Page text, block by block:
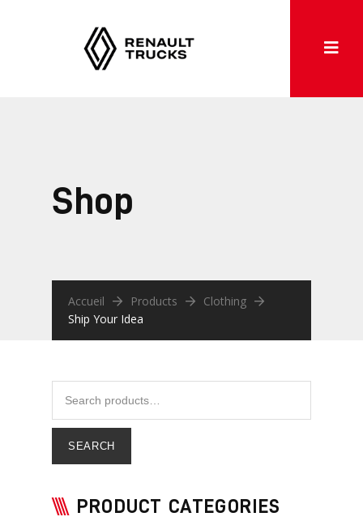
Shop
Accueil Products
Clothing
Ship Your Idea
SEARCH
PRODUCT CATEGORIES